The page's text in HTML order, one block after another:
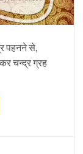
पहनने से,
चन्द्र ग्रह